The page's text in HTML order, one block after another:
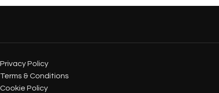
Privacy Policy
Terms & Conditions
Cookie Policy